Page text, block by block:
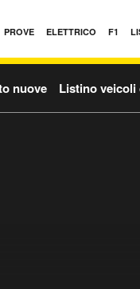
PROVE ELETTRICO F1
nuove Listino veicoli